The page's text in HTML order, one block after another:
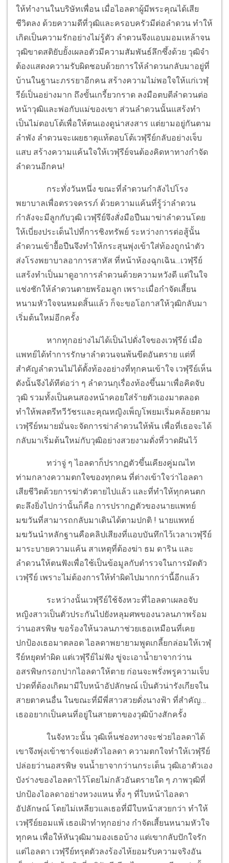
ให้ทำงานในบริษัทเพื่อน เมื่อไอลดาผู้มีพระคุณได้เสีย
ชีวิตลง ด้วยความดีที่วุฒิและครอบครัวมีต่อลำดวน ทำให้
เกิดเป็นความรักอย่างไม่รู้ตัว ลำดวนจึงแอบมอมเหล้าจน
วุฒิขาดสติยับยั้งเผลอตัวมีความสัมพันธ์ลึกซึ้งด้วย วุฒิจำ
ต้องแสดงความรับผิดชอบด้วยการให้ลำดวนกลับมาอยู่ที่
บ้านในฐานะภรรยาอีกคน สร้างความไม่พอใจให้แก่เวฬุ
รีย์เป็นอย่างมาก ถึงขั้นเกรี้ยวกราด ลงมือตบตีลำดวนต่อ
หน้าวุฒิและพ่อกับแม่ของเขา ส่วนลำดวนนั้นแสร้งทำ
เป็นไม่ตอบโต้เพื่อให้ตนเองดูน่าสงสาร แต่ยามอยู่กันตาม
ลำพัง ลำดวนจะเผยธาตุแท้ตอบโต้เวฬุรีย์กลับอย่างเจ็บ
แสบ สร้างความแค้นใจให้เวฬุรีย์จนต้องคิดหาทางกำจัด
ลำดวนอีกคน!
กระทั่งวันหนึ่ง ขณะที่ลำดวนกำลังไปโรง
พยาบาลเพื่อตรวจครรภ์ ด้วยความแค้นที่รู้ว่าลำดวน
กำลังจะมีลูกกับวุฒิ เวฬุรีย์จึงสั่งมือปืนมาฆ่าลำดวนโดย
ให้เบี่ยงประเด็นไปที่การชิงทรัพย์ ระหว่างการต่อสู้นั้น
ลำดวนเข้ายื้อปืนจึงทำให้กระสุนพุ่งเข้าใส่ท้องถูกนำตัว
ส่งโรงพยาบาลอาการสาหัส ที่หน้าห้องฉุกเฉิน…เวฬุรีย์
แสร้งทำเป็นมาดูอาการลำดวนด้วยความหวังดี แต่ในใจ
แช่งชักให้ลำดวนตายพร้อมลูก เพราะเมื่อกำจัดเสี้ยน
หนามหัวใจจนหมดสิ้นแล้ว ก็จะขอโอกาสให้วุฒิกลับมา
เริ่มต้นใหม่อีกครั้ง
หากทุกอย่างไม่ได้เป็นไปดั่งใจของเวฬุรีย์ เมื่อ
แพทย์ได้ทำการรักษาลำดวนจนพ้นขีดอันตราย แต่ที่
สำคัญลำดวนไม่ได้ตั้งท้องอย่างที่ทุกคนเข้าใจ เวฬุรีย์เห็น
ดังนั้นจึงได้ทีต่อว่า ๆ ลำดวนกุเรื่องท้องขึ้นมาเพื่อคิดจับ
วุฒิ รวมทั้งเป็นคนสองหน้าคอยใส่ร้ายตัวเองมาตลอด
ทำให้พลตรีทวีวัชรและคุณหญิงเพ็ญโพยมเริ่มคล้อยตาม
เวฬุรีย์หมายมั่นจะจัดการฆ่าลำดวนให้พ้น เพื่อที่เธอจะได้
กลับมาเริ่มต้นใหม่กับวุฒิอย่างสวยงามดั่งที่วาดฝันไว้
ทว่าจู่ ๆ ไอลดาก็ปรากฏตัวขึ้นเคียงคู่มณไท
ท่ามกลางความตกใจของทุกคน ที่ต่างเข้าใจว่าไอลดา
เสียชีวิตด้วยการฆ่าตัวตายไปแล้ว และที่ทำให้ทุกคนตก
ตะลึงยิ่งไปกว่านั้นก็คือ การปรากฏตัวของนายแพทย์
มฆวันที่สามารถกลับมาเดินได้ตามปกติ ! นายแพทย์
มฆวันนำหลักฐานคือคลิปเสียงที่แอบบันทึกไว้เวลาเวฬุรีย์
มาระบายความแค้น สาเหตุที่ต้องฆ่า ธม ดาริน และ
ลำดวนให้ตนฟังเพื่อใช้เป็นข้อมูลกับตำรวจในการมัดตัว
เวฬุรีย์ เพราะไม่ต้องการให้ทำผิดไปมากกว่านี้อีกแล้ว
ระหว่างนั้นเวฬุรีย์ใช้จังหวะที่ไอลดาเผลอจับ
หญิงสาวเป็นตัวประกันไปยังหลุมศพของนวลนภาพร้อม
ว่านอสรพิษ ขอร้องให้นวลนภาช่วยเธอเหมือนที่เคย
ปกป้องเธอมาตลอด ไอลดาพยายามพูดเกลี้ยกล่อมให้เวฬุ
รีย์หยุดทำผิด แต่เวฬุรีย์ไม่ฟัง ขู่จะเอาน้ำยาจากว่าน
อสรพิษกรอกปากไอลดาให้ตาย ก่อนจะพรั่งพรูความเจ็บ
ปวดที่ต้องเกิดมามีใบหน้าอัปลักษณ์ เป็นตัวน่ารังเกียจใน
สายตาคนอื่น ในขณะที่มีพี่สาวสวยดั่งนางฟ้า ที่สำคัญ…
เธออยากเป็นคนที่อยู่ในสายตาของวุฒิบ้างสักครั้ง
ในจังหวะนั้น วุฒิเห็นช่องทางจะช่วยไอลดาได้
เขาจึงพุ่งเข้าชาร์จแย่งตัวไอลดา ความตกใจทำให้เวฬุรีย์
ปล่อยว่านอสรพิษ จนน้ำยาจากว่านกระเด็น วุฒิเอาตัวเอง
บังร่างของไอลดาไว้โดยไม่กลัวอันตรายใด ๆ ภาพวุฒิที่
ปกป้องไอลดาอย่างหวงแหน ทั้ง ๆ ที่ใบหน้าไอลดา
อัปลักษณ์ โดยไม่เหลียวแลเธอที่มีใบหน้าสวยกว่า ทำให้
เวฬุรีย์ยอมแพ้ เธอเฝ้าทำทุกอย่าง กำจัดเสี้ยนหนามหัวใจ
ทุกคน เพื่อให้หันวุฒิมามองเธอบ้าง แต่เขากลับปักใจรัก
แต่ไอลดา เวฬุรีย์ทรุดตัวลงร้องไห้ยอมรับความจริงอัน